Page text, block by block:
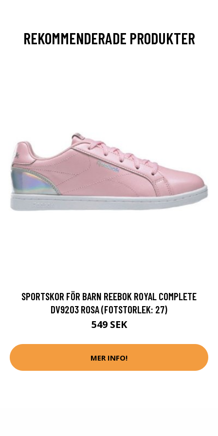
REKOMMENDERADE PRODUKTER
SPORTSKOR FÖR BARN REEBOK ROYAL COMPLETE
DV9203 ROSA (FOTSTORLEK: 27)
549 SEK
MER INFO!